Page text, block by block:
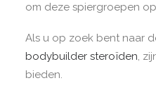
om deze spiergroepen
Als u op zoek bent naar
bodybuilder steroïden,
bieden.